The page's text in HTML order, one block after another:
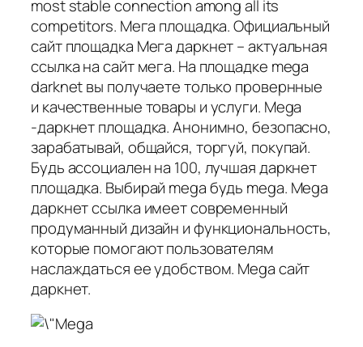
most stable connection among all its
competitors. Мега площадка. Официальный
сайт площадка Мега даркнет – актуальная
ссылка на сайт мега. На площадке mega
darknet вы получаете только провернные
и качественные товары и услуги. Mega
-даркнет площадка. Анонимно, безопасно,
зарабатывай, общайся, торгуй, покупай.
Будь ассоциален на 100, лучшая даркнет
площадка. Выбирай mega будь mega. Mega
даркнет ссылка имеет современный
продуманный дизайн и функциональность,
которые помогают пользователям
наслаждаться ее удобством. Mega сайт
даркнет.